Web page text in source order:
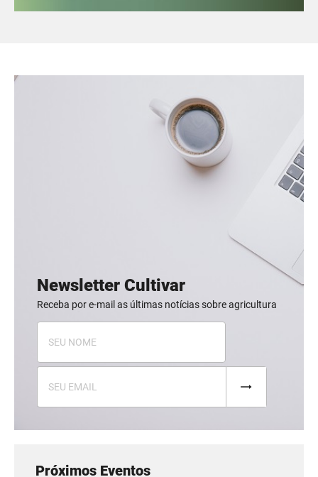
Newsletter Cultivar
Receba por e-mail as últimas notícias sobre agricultura
Próximos Eventos